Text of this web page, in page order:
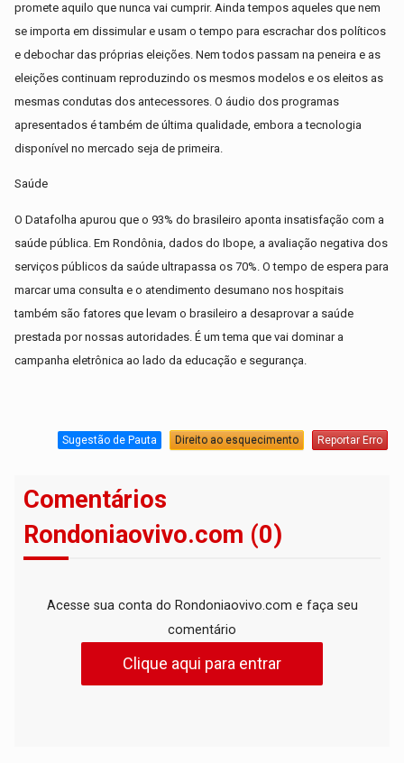
promete aquilo que nunca vai cumprir. Ainda tempos aqueles que nem
se importa em dissimular e usam o tempo para escrachar dos políticos
e debochar das próprias eleições. Nem todos passam na peneira e as
eleições continuam reproduzindo os mesmos modelos e os eleitos as
mesmas condutas dos antecessores. O áudio dos programas
apresentados é também de última qualidade, embora a tecnologia
disponível no mercado seja de primeira.
Saúde
O Datafolha apurou que o 93% do brasileiro aponta insatisfação com a
saúde pública. Em Rondônia, dados do Ibope, a avaliação negativa dos
serviços públicos da saúde ultrapassa os 70%. O tempo de espera para
marcar uma consulta e o atendimento desumano nos hospitais
também são fatores que levam o brasileiro a desaprovar a saúde
prestada por nossas autoridades. É um tema que vai dominar a
campanha eletrônica ao lado da educação e segurança.
Sugestão de Pauta Direito ao esquecimento Reportar Erro
Comentários
Rondoniaovivo.com (0)
Acesse sua conta do Rondoniaovivo.com e faça seu
comentário
Clique aqui para entrar